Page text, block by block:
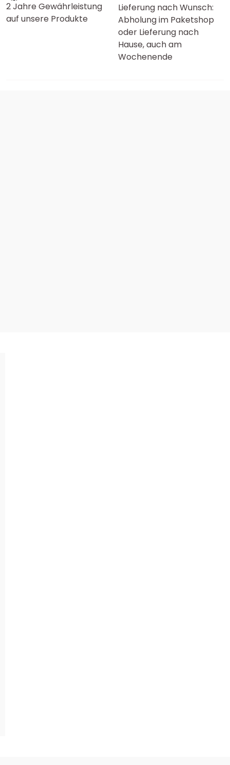
2 Jahre Gewährleistung
auf unsere Produkte
Lieferung nach Wunsch:
Abholung im Paketshop
oder Lieferung nach
Hause, auch am
Wochenende